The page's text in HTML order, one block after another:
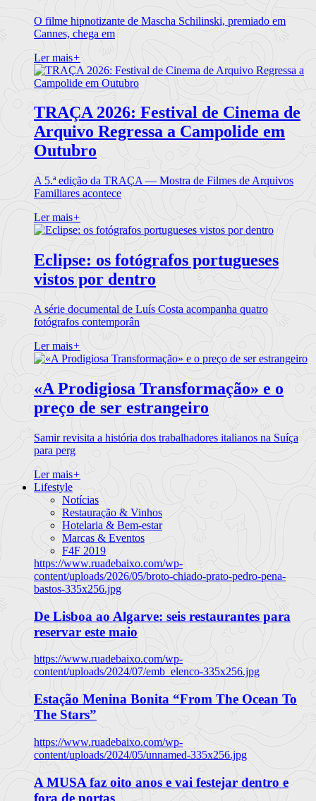
O filme hipnotizante de Mascha Schilinski, premiado em
Cannes, chega em
Ler mais+
TRAÇA 2026: Festival de Cinema de
Arquivo Regressa a Campolide em
Outubro
A 5.ª edição da TRAÇA — Mostra de Filmes de Arquivos
Familiares acontece
Ler mais+
Eclipse: os fotógrafos portugueses
vistos por dentro
A série documental de Luís Costa acompanha quatro
fotógrafos contemporân
Ler mais+
«A Prodigiosa Transformação» e o
preço de ser estrangeiro
Samir revisita a história dos trabalhadores italianos na Suíça
para perg
Ler mais+
Lifestyle
Notícias
Restauração & Vinhos
Hotelaria & Bem-estar
Marcas & Eventos
F4F 2019
https://www.ruadebaixo.com/wp-
content/uploads/2026/05/broto-chiado-prato-pedro-pena-
bastos-335x256.jpg
De Lisboa ao Algarve: seis restaurantes para
reservar este maio
https://www.ruadebaixo.com/wp-
content/uploads/2024/07/emb_elenco-335x256.jpg
Estação Menina Bonita “From The Ocean To
The Stars”
https://www.ruadebaixo.com/wp-
content/uploads/2024/05/unnamed-335x256.jpg
A MUSA faz oito anos e vai festejar dentro e
fora de portas